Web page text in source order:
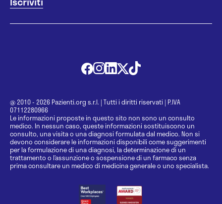
@ 2010 - 2026 Pazienti.org s.r.l. | Tutti i diritti riservati | P.IVA
07112280966
Le informazioni proposte in questo sito non sono un consulto
medico. In nessun caso, queste informazioni sostituiscono un
consulto, una visita o una diagnosi formulata dal medico. Non si
devono considerare le informazioni disponibili come suggerimenti
per la formulazione di una diagnosi, la determinazione di un
trattamento o l’assunzione o sospensione di un farmaco senza
prima consultare un medico di medicina generale o uno specialista.